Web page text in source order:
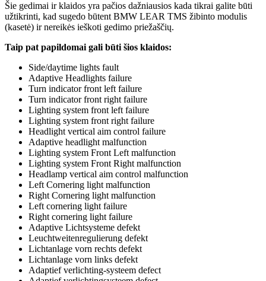
Šie gedimai ir klaidos yra pačios dažniausios kada tikrai galite būti
užtikrinti, kad sugedo būtent BMW LEAR TMS žibinto modulis
(kasetė) ir nereikės ieškoti gedimo priežaščių.
Taip pat papildomai gali būti šios klaidos:
Side/daytime lights fault
Adaptive Headlights failure
Turn indicator front left failure
Turn indicator front right failure
Lighting system front left failure
Lighting system front right failure
Headlight vertical aim control failure
Adaptive headlight malfunction
Lighting system Front Left malfunction
Lighting system Front Right malfunction
Headlamp vertical aim control malfunction
Left Cornering light malfunction
Right Cornering light malfunction
Left cornering light failure
Right cornering light failure
Adaptive Lichtsysteme defekt
Leuchtweitenregulierung defekt
Lichtanlage vorn rechts defekt
Lichtanlage vorn links defekt
Adaptief verlichting-systeem defect